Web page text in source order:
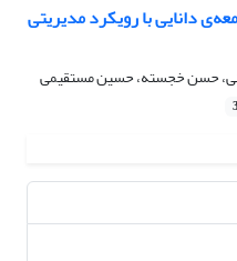
حسن خجسته، حسین مستقیمی